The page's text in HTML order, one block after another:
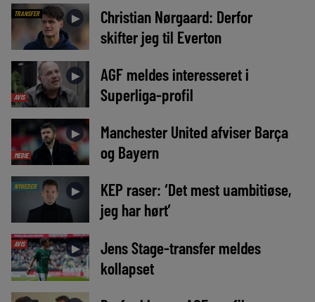
TRANSFER ►
Christian Nørgaard: Derfor
skifter jeg til Everton
AVIS
►
AGF meldes interesseret i
Superliga-profil
MEDIE
►
Manchester United afviser Barça
og Bayern
NYHEDER ►
KEP raser: ‘Det mest uambitiøse,
jeg har hørt’
AVIS ►
Jens Stage-transfer meldes
kollapset